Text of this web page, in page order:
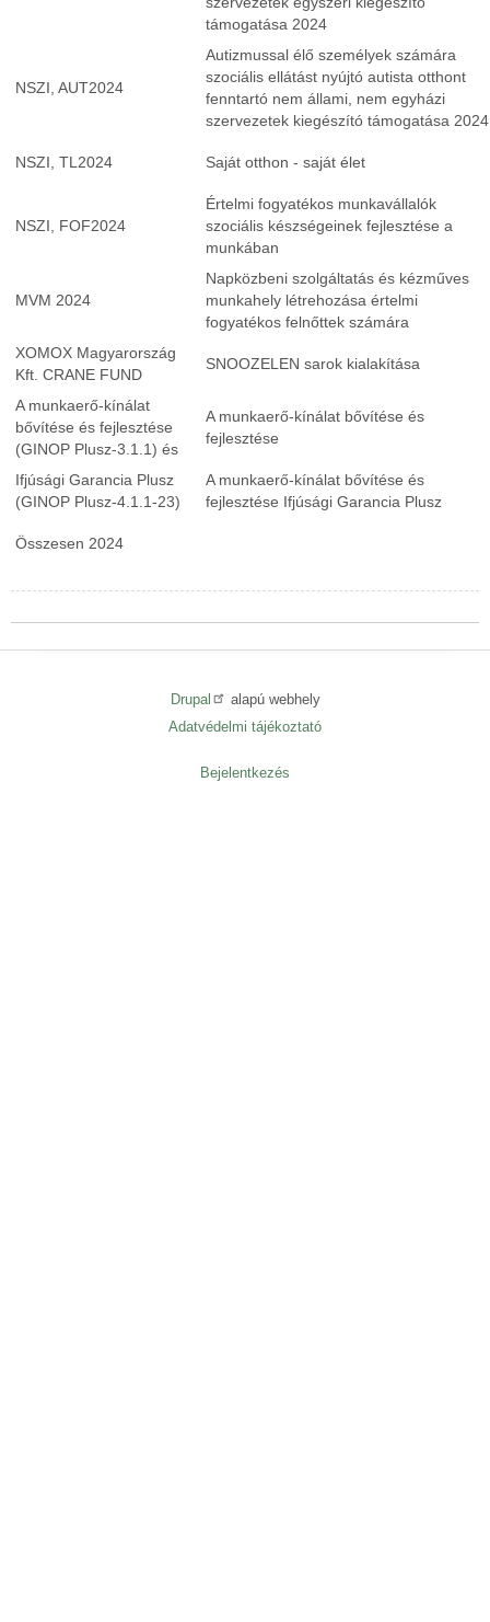
támogatása 2024
NSZI, AUT2024
Autizmussal élő személyek számára
szociális ellátást nyújtó autista otthont
fenntartó nem állami, nem egyházi
szervezetek kiegészító támogatása 2024
NSZI, TL2024 Saját otthon - saját élet
NSZI, FOF2024
Értelmi fogyatékos munkavállalók
szociális készségeinek fejlesztése a
munkában
MVM 2024
Napközbeni szolgáltatás és kézműves
munkahely létrehozása értelmi
fogyatékos felnőttek számára
XOMOX Magyarország
Kft. CRANE FUND
SNOOZELEN sarok kialakítása
A munkaerő-kínálat
bővítése és fejlesztése
(GINOP Plusz-3.1.1) és
A munkaerő-kínálat bővítése és
fejlesztése
Ifjúsági Garancia Plusz
(GINOP Plusz-4.1.1-23)
A munkaerő-kínálat bővítése és
fejlesztése Ifjúsági Garancia Plusz
Összesen 2024
Drupal alapú webhely
Adatvédelmi tájékoztató
Bejelentkezés